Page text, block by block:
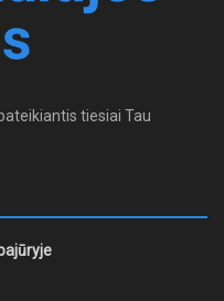
tiesiai Tau